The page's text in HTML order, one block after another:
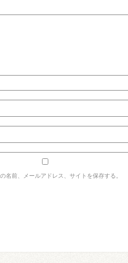
前、メールアドレス、サイトを保存する。